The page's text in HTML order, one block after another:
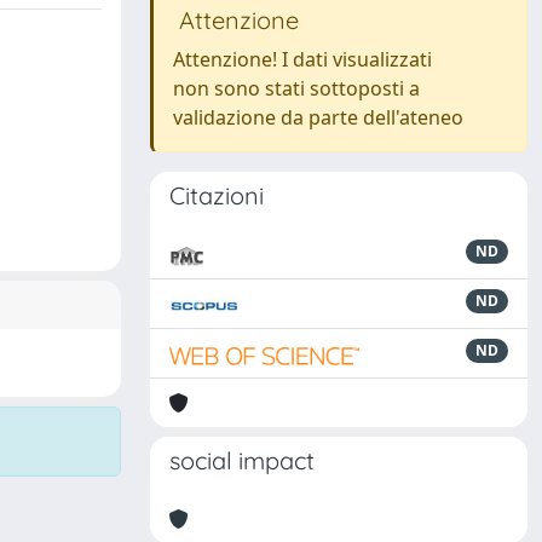
Attenzione
Attenzione! I dati visualizzati
non sono stati sottoposti a
validazione da parte dell'ateneo
Citazioni
ND
ND
ND
social impact